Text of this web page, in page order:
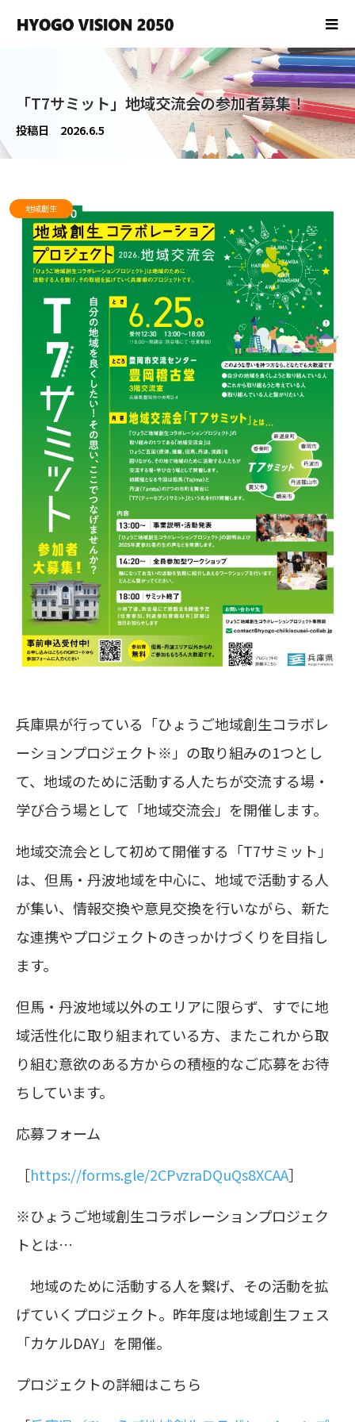
「T7サミット」地域交流会の参加者募集！
投稿日 2026.6.5
地域創生
兵庫県が行っている「ひょうご地域創生コラボレ
ーションプロジェクト※」の取り組みの1つとし
て、地域のために活動する人たちが交流する場・
学び合う場として「地域交流会」を開催します。
地域交流会として初めて開催する「T7サミット」
は、但馬・丹波地域を中心に、地域で活動する人
が集い、情報交換や意見交換を行いながら、新た
な連携やプロジェクトのきっかけづくりを目指し
ます。
但馬・丹波地域以外のエリアに限らず、すでに地
域活性化に取り組まれている方、またこれから取
り組む意欲のある方からの積極的なご応募をお待
ちしています。
応募フォーム
［https://forms.gle/2CPvzraDQuQs8XCAA］
※ひょうご地域創生コラボレーションプロジェク
トとは…
地域のために活動する人を繋げ、その活動を拡
げていくプロジェクト。昨年度は地域創生フェス
「カケルDAY」を開催。
プロジェクトの詳細はこちら